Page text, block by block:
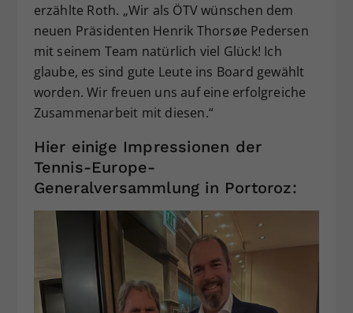
erzählte Roth. „Wir als ÖTV wünschen dem
neuen Präsidenten Henrik Thorsøe Pedersen
mit seinem Team natürlich viel Glück! Ich
glaube, es sind gute Leute ins Board gewählt
worden. Wir freuen uns auf eine erfolgreiche
Zusammenarbeit mit diesen.“
Hier einige Impressionen der
Tennis-Europe-
Generalversammlung in Portoroz: